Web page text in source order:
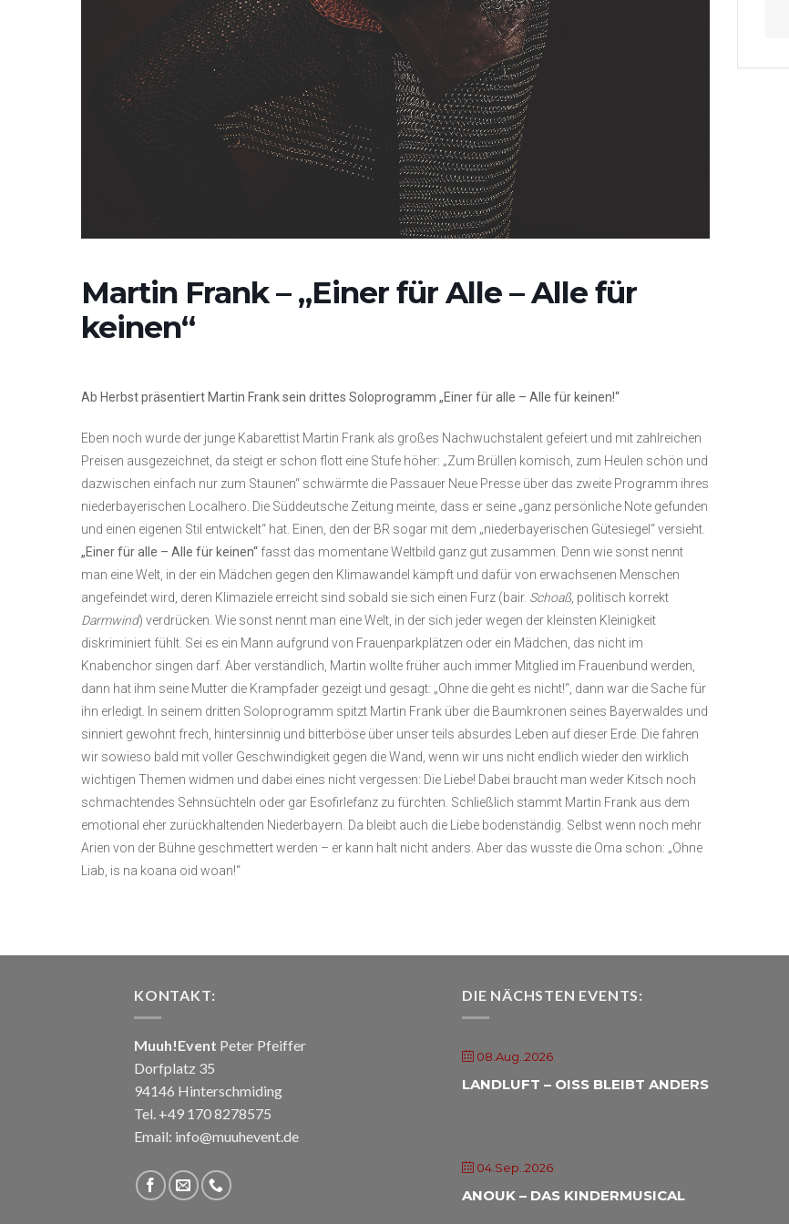
Martin Frank – „Einer für Alle – Alle für
keinen“
Ab Herbst präsentiert Martin Frank sein drittes Soloprogramm „Einer für alle – Alle für keinen!“
Eben noch wurde der junge Kabarettist Martin Frank als großes Nachwuchstalent gefeiert und mit zahlreichen
Preisen ausgezeichnet, da steigt er schon flott eine Stufe höher: „Zum Brüllen komisch, zum Heulen schön und
dazwischen einfach nur zum Staunen“ schwärmte die Passauer Neue Presse über das zweite Programm ihres
niederbayerischen Localhero. Die Süddeutsche Zeitung meinte, dass er seine „ganz persönliche Note gefunden
und einen eigenen Stil entwickelt“ hat. Einen, den der BR sogar mit dem „niederbayerischen Gütesiegel“ versieht.
„Einer für alle – Alle für keinen“ fasst das momentane Weltbild ganz gut zusammen. Denn wie sonst nennt
man eine Welt, in der ein Mädchen gegen den Klimawandel kämpft und dafür von erwachsenen Menschen
angefeindet wird, deren Klimaziele erreicht sind sobald sie sich einen Furz (bair. Schoaß, politisch korrekt
Darmwind) verdrücken. Wie sonst nennt man eine Welt, in der sich jeder wegen der kleinsten Kleinigkeit
diskriminiert fühlt. Sei es ein Mann aufgrund von Frauenparkplätzen oder ein Mädchen, das nicht im
Knabenchor singen darf. Aber verständlich, Martin wollte früher auch immer Mitglied im Frauenbund werden,
dann hat ihm seine Mutter die Krampfader gezeigt und gesagt: „Ohne die geht es nicht!“, dann war die Sache für
ihn erledigt. In seinem dritten Soloprogramm spitzt Martin Frank über die Baumkronen seines Bayerwaldes und
sinniert gewohnt frech, hintersinnig und bitterböse über unser teils absurdes Leben auf dieser Erde. Die fahren
wir sowieso bald mit voller Geschwindigkeit gegen die Wand, wenn wir uns nicht endlich wieder den wirklich
wichtigen Themen widmen und dabei eines nicht vergessen: Die Liebe! Dabei braucht man weder Kitsch noch
schmachtendes Sehnsüchteln oder gar Esofirlefanz zu fürchten. Schließlich stammt Martin Frank aus dem
emotional eher zurückhaltenden Niederbayern. Da bleibt auch die Liebe bodenständig. Selbst wenn noch mehr
Arien von der Bühne geschmettert werden – er kann halt nicht anders. Aber das wusste die Oma schon: „Ohne
Liab, is na koana oid woan!“
KONTAKT:
Muuh!Event Peter Pfeiffer
Dorfplatz 35
94146 Hinterschmiding
Tel. +49 170 8278575
Email: info@muuhevent.de
DIE NÄCHSTEN EVENTS:
08.Aug..2026
LANDLUFT – OISS BLEIBT ANDERS
04.Sep..2026
ANOUK – DAS KINDERMUSICAL